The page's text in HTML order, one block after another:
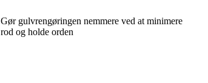
Gør gulvrengøringen nemmere ved at minimere
rod og holde orden